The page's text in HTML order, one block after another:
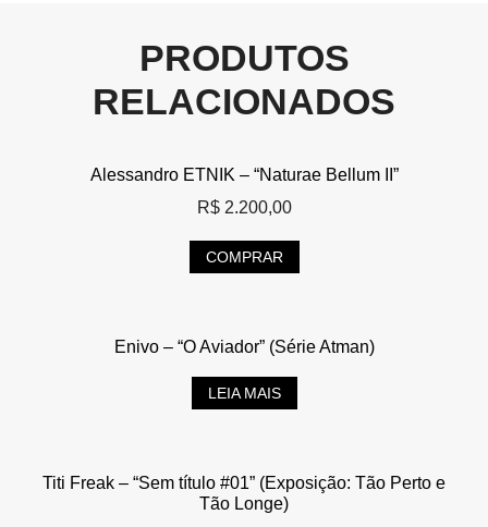
PRODUTOS
RELACIONADOS
Alessandro ETNIK – “Naturae Bellum II”
R$2.200,00
COMPRAR
Enivo – “O Aviador” (Série Atman)
LEIA MAIS
Titi Freak – “Sem título #01” (Exposição: Tão Perto e
Tão Longe)